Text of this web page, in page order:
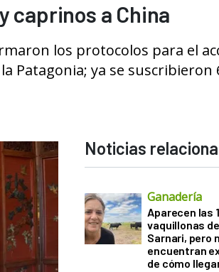
caprinos a China
los protocolos para el
Patagonia; ya se suscribieron
Noticias
Ganadería
Aparecen las
vaquillonas
Sarnari, pero
encuentran
de cómo